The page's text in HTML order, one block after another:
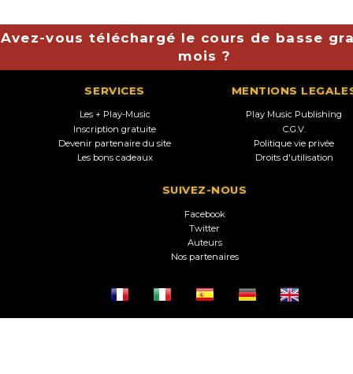
Avez-vous téléchargé le cours de basse
mois ?
SERVICES
Les + Play-Music
Inscription gratuite
Devenir partenaire du site
Les bons cadeaux
MENTIONS
Play Music Publishing
C.G.V.
Politique vie privée
Droits d'utilisation
SUIVEZ-NOUS
Facebook
Twitter
Auteurs
Nos partenaires